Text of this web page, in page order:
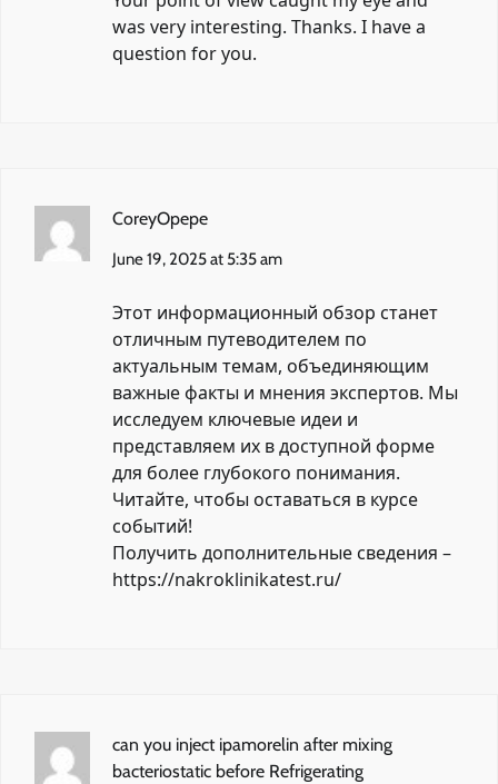
was very interesting. Thanks. I have a
question for you.
CoreyOpepe
June 19, 2025 at 5:35 am
Этот информационный обзор станет
отличным путеводителем по
актуальным темам, объединяющим
важные факты и мнения экспертов. Мы
исследуем ключевые идеи и
представляем их в доступной форме
для более глубокого понимания.
Читайте, чтобы оставаться в курсе
событий!
Получить дополнительные сведения –
https://nakroklinikatest.ru/
can you inject ipamorelin after mixing
bacteriostatic before Refrigerating